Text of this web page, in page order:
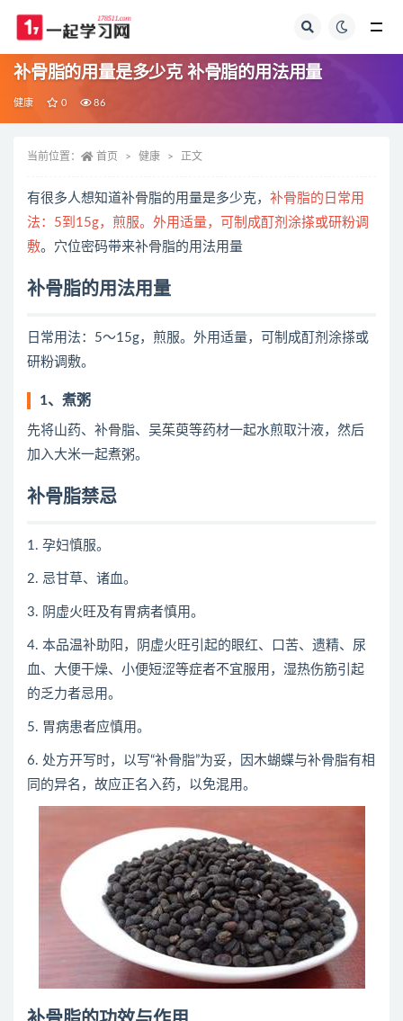
补骨脂的用量是多少克 补骨脂的用法用量
健康 0 86
当前位置： 首页 健康 正文
有很多人想知道补骨脂的用量是多少克， 补骨脂的日常用
法：5到15g，煎服。外用适量，可制成酊剂涂搽或研粉调
敷。穴位密码带来补骨脂的用法用量
补骨脂的用法用量
日常用法：5～15g，煎服。外用适量，可制成酊剂涂搽或
研粉调敷。
1、煮粥
先将山药、补骨脂、吴茱萸等药材一起水煎取汁液，然后
加入大米一起煮粥。
补骨脂禁忌
1. 孕妇慎服。
2. 忌甘草、诸血。
3. 阴虚火旺及有胃病者慎用。
4. 本品温补助阳，阴虚火旺引起的眼红、口苦、遗精、尿
血、大便干燥、小便短涩等症者不宜服用，湿热伤筋引起
的乏力者忌用。
5. 胃病患者应慎用。
6. 处方开写时，以写“补骨脂”为妥，因木蝴蝶与补骨脂有相
同的异名，故应正名入药，以免混用。